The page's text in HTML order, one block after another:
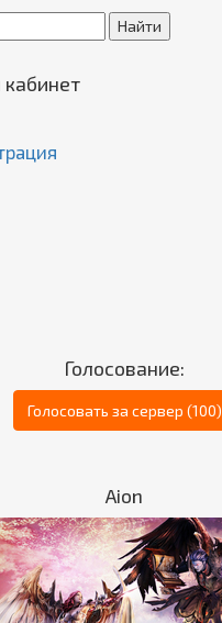
Голосование:
Голосовать за сервер (100)
Aion